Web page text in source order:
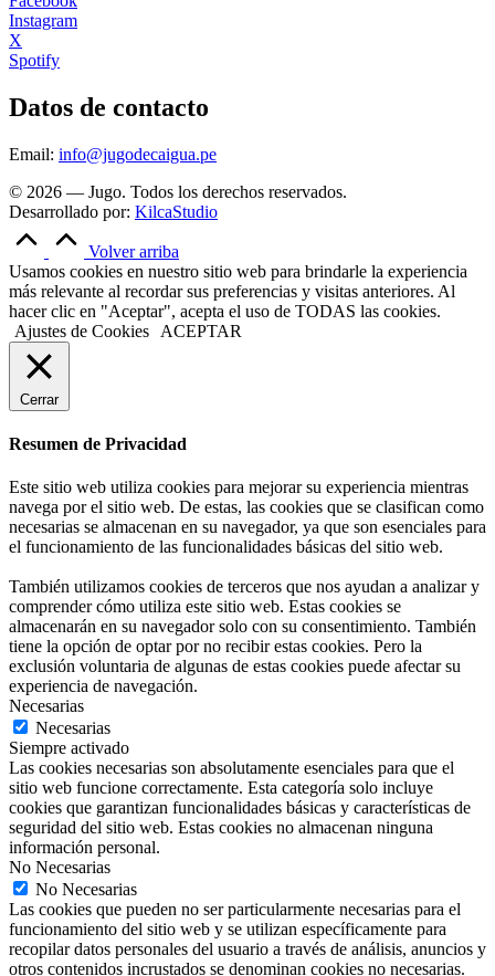
Instagram
X
Spotify
Datos de contacto
Email: info@jugodecaigua.pe
© 2026 — Jugo. Todos los derechos reservados.
Desarrollado por: KilcaStudio
Volver arriba
Usamos cookies en nuestro sitio web para brindarle la experiencia
más relevante al recordar sus preferencias y visitas anteriores. Al
hacer clic en "Aceptar", acepta el uso de TODAS las cookies.
Ajustes de Cookies
ACEPTAR
Cerrar
Resumen de Privacidad
Este sitio web utiliza cookies para mejorar su experiencia mientras
navega por el sitio web. De estas, las cookies que se clasifican como
necesarias se almacenan en su navegador, ya que son esenciales para
el funcionamiento de las funcionalidades básicas del sitio web.
También utilizamos cookies de terceros que nos ayudan a analizar y
comprender cómo utiliza este sitio web. Estas cookies se
almacenarán en su navegador solo con su consentimiento. También
tiene la opción de optar por no recibir estas cookies. Pero la
exclusión voluntaria de algunas de estas cookies puede afectar su
experiencia de navegación.
Necesarias
Necesarias
Siempre activado
Las cookies necesarias son absolutamente esenciales para que el
sitio web funcione correctamente. Esta categoría solo incluye
cookies que garantizan funcionalidades básicas y características de
seguridad del sitio web. Estas cookies no almacenan ninguna
información personal.
No Necesarias
No Necesarias
Las cookies que pueden no ser particularmente necesarias para el
funcionamiento del sitio web y se utilizan específicamente para
recopilar datos personales del usuario a través de análisis, anuncios y
otros contenidos incrustados se denominan cookies no necesarias.